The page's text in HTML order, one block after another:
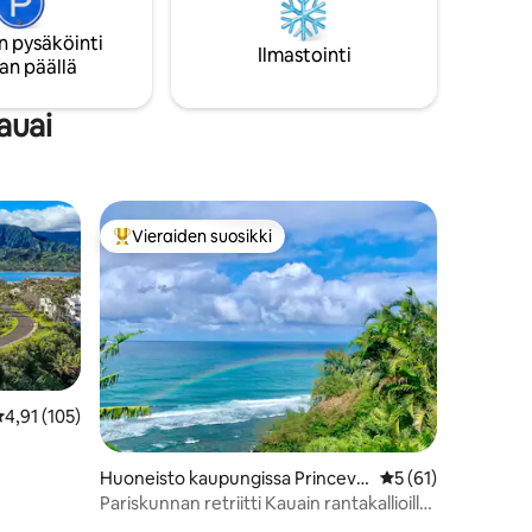
IV-
maailman upeimmista rannoista. Anna
tämän rauhallisen paratiisin uppoutua
romanttisuuteen ja autuaaseen
pysäköinti
päällä
Ilmastointi
arvio 4,91/5, 105 arvostelua
4,91 (105)
Vieraiden suosikkien parhaimmistoa
Vieraiden suosikki
Huoneisto kaupungissa Princevill
e
Keskimääräinen
5 (61)
Pariskunnan retriitti Kauain rantakallioilla,